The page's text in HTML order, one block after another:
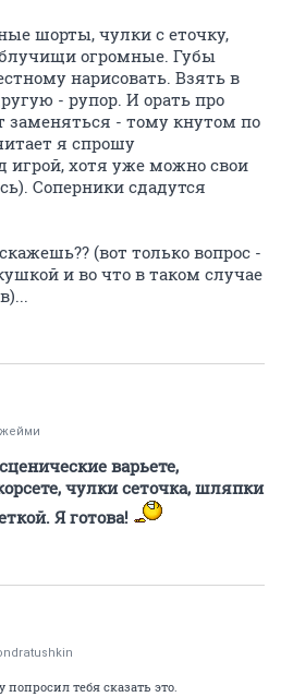
шорты, чулки с еточку,
огромные. Губы
нарисовать. Взять в
- рупор. И орать про
заменяться - тому кнутом по
я спрошу
игрой, хотя уже можно свои
Соперники сдадутся
(вот только вопрос -
и во что в таком случае
варьете,
чулки сеточка, шляпки
Я готова!
тебя сказать это.